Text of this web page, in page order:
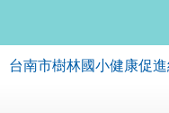
台南市樹林國小健康促